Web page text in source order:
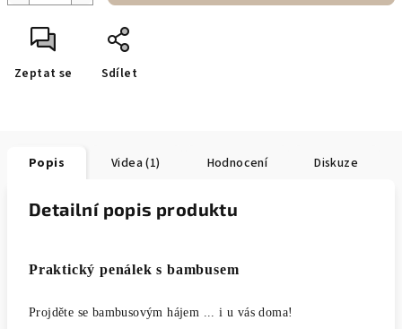
Zeptat se Sdílet
Popis Videa (1) Hodnocení Diskuze
Detailní popis produktu
Praktický penálek s bambusem
Projděte se bambusovým hájem ... i u vás doma!